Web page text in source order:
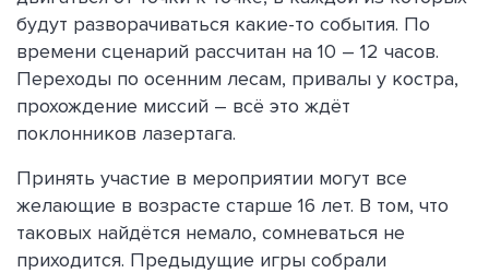
будут разворачиваться какие-то события. По
времени сценарий рассчитан на 10 – 12 часов.
Переходы по осенним лесам, привалы у костра,
прохождение миссий – всё это ждёт
поклонников лазертага.
Принять участие в мероприятии могут все
желающие в возрасте старше 16 лет. В том, что
таковых найдётся немало, сомневаться не
приходится. Предыдущие игры собрали